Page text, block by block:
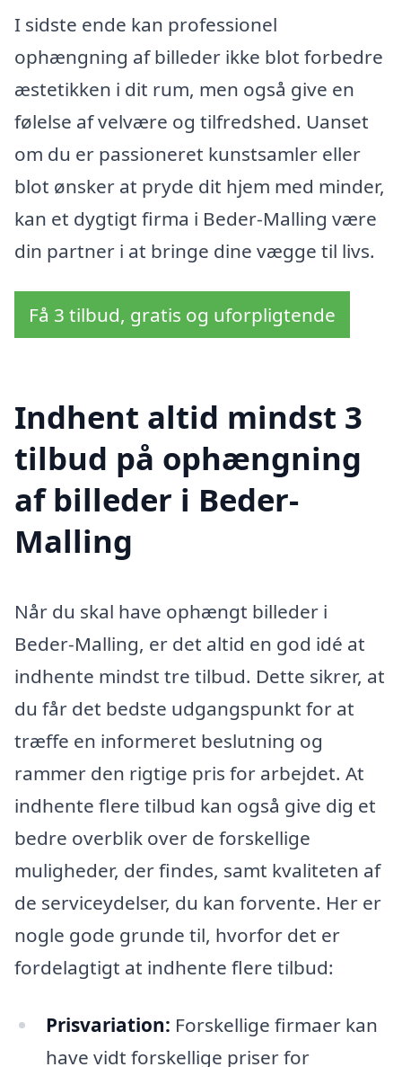
I sidste ende kan professionel
ophængning af billeder ikke blot forbedre
æstetikken i dit rum, men også give en
følelse af velvære og tilfredshed. Uanset
om du er passioneret kunstsamler eller
blot ønsker at pryde dit hjem med minder,
kan et dygtigt firma i Beder-Malling være
din partner i at bringe dine vægge til livs.
Få 3 tilbud, gratis og uforpligtende
Indhent altid mindst 3
tilbud på ophængning
af billeder i Beder-
Malling
Når du skal have ophængt billeder i
Beder-Malling, er det altid en god idé at
indhente mindst tre tilbud. Dette sikrer, at
du får det bedste udgangspunkt for at
træffe en informeret beslutning og
rammer den rigtige pris for arbejdet. At
indhente flere tilbud kan også give dig et
bedre overblik over de forskellige
muligheder, der findes, samt kvaliteten af
de serviceydelser, du kan forvente. Her er
nogle gode grunde til, hvorfor det er
fordelagtigt at indhente flere tilbud:
Prisvariation: Forskellige firmaer kan
have vidt forskellige priser for